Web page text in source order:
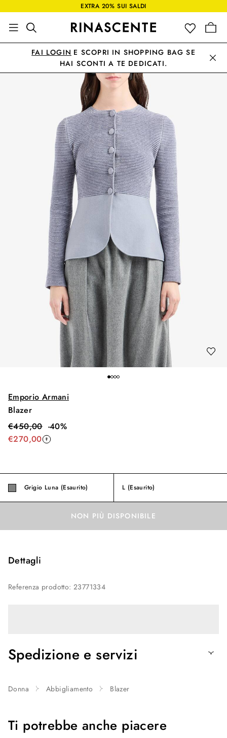
EXTRA 20% SUI SALDI
FAI LOGIN E SCOPRI IN SHOPPING BAG SE
HAI SCONTI A TE DEDICATI.
Emporio Armani
Blazer
€450,00-40%
€270,00
Grigio Luna (Esaurito) L (Esaurito)
NON PIÙ DISPONIBILE
Dettagli
Referenza prodotto:23771334
Spedizione e servizi
Donna Abbigliamento Blazer
Ti potrebbe anche piacere